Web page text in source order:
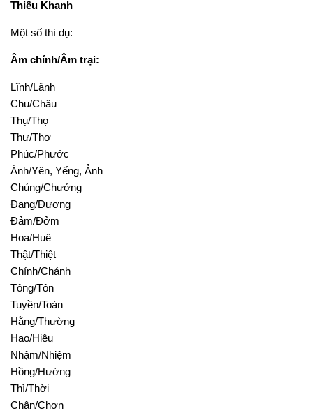
Thiếu Khanh
Một số thí dụ:
Âm chính/Âm trại:
Lĩnh/Lãnh
Chu/Châu
Thụ/Thọ
Thư/Thơ
Phúc/Phước
Ánh/Yên, Yếng, Ảnh
Chủng/Chưởng
Đang/Đương
Đảm/Đởm
Hoa/Huê
Thật/Thiệt
Chính/Chánh
Tông/Tôn
Tuyền/Toàn
Hằng/Thường
Hạo/Hiệu
Nhậm/Nhiệm
Hồng/Hường
Thì/Thời
Chân/Chơn